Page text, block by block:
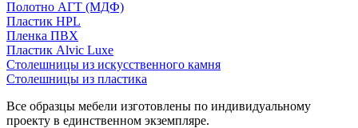
Полотно АГТ (МДФ)
Пластик HPL
Пленка ПВХ
Пластик Alvic Luxe
Столешницы из искусственного камня
Столешницы из пластика
Все образцы мебели изготовлены по индивидуальному
проекту в единственном экземпляре.